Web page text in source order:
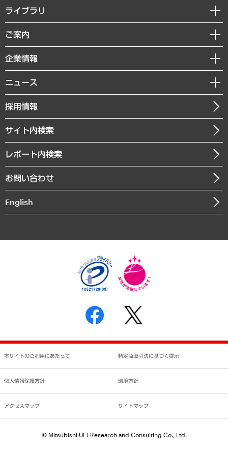
経営戦略
組織・人事戦略
デジタルイノベーション
共生・ダイバーシティ
GRC（ガバナンス・リスク・コンプライアンス）・防災（政策）
経済・産業・雇用・労働
まちづくり・観光・交通・スポーツ・スマートシティ
自然資源・農林水産業・食料システム
ライブラリ
経済調査
レポート
コラム
経営用語集
受託・受注実績（官公庁関連）
メディア掲載・出演
ご案内
セミナー・イベント情報
MUFGビジネスセミナー
受託案件情報
企業情報
私たちの想い
社長メッセージ
会社概要
沿革
組織図・本部部室紹介
インドネシア現地法人
個人情報保護方針
反社会的勢力に対する基本方針
書面による個人情報の開示等の請求の手続きについて
ニュース
ニュースリリース
お知らせ
採用情報
サイト内検索
レポート内検索
お問い合わせ
English
本サイトのご利用にあたって 特定商取引法に基づく提示
個人情報保護方針 環境方針
アクセスマップ サイトマップ
© Mitsubishi UFJ Research and Consulting Co., Ltd.